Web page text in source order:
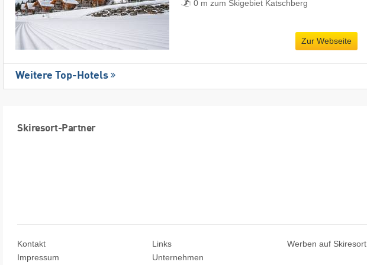
0 m zum Skigebiet Katschberg
Zur Webseite
Weitere Top-Hotels
Skiresort-Partner
Kontakt
Impressum
Links
Unternehmen
Werben auf Skiresort